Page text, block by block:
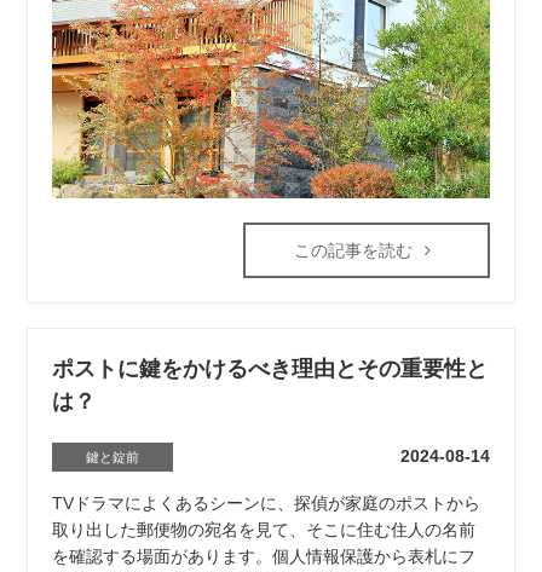
この記事を読む
ポストに鍵をかけるべき理由とその重要性と
は？
鍵と錠前 2024-08-14
TVドラマによくあるシーンに、探偵が家庭のポストから
取り出した郵便物の宛名を見て、そこに住む住人の名前
を確認する場面があります。個人情報保護から表札にフ